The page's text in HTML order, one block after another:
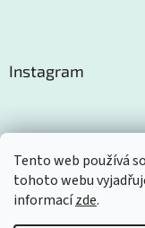
Tento web používá
tohoto webu
informacízde.
Instagram